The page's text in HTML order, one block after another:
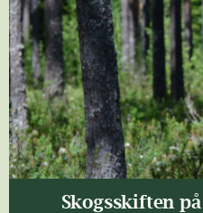
Skogsskiften